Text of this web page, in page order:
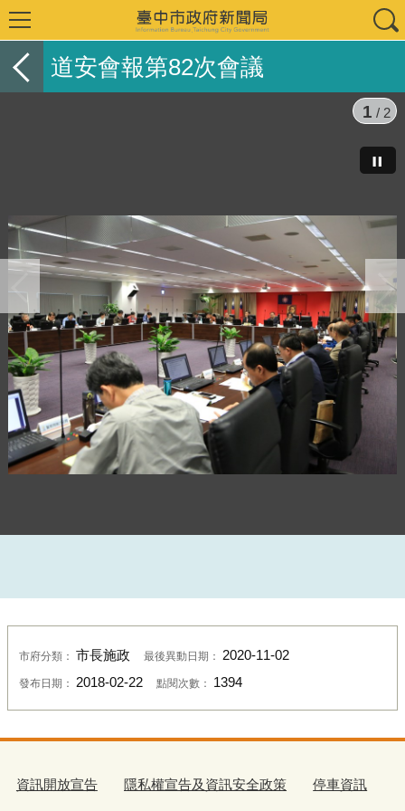
道安會報第82次會議
1 / 2
市府分類： 市長施政 最後異動日期： 2020-11-02
發布日期： 2018-02-22 點閱次數： 1394
資訊開放宣告 隱私權宣告及資訊安全政策 停車資訊